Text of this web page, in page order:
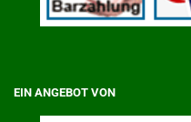
EIN ANGEBOT VON